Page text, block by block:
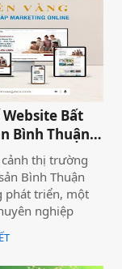
nghiệp
giúp bạn tiếp cận
hàng hơn mà
uy tín thương
thế cạnh tranh
Bất
Bình Thuận
thị trường
Bình Thuận
phát triển, một
nghiệp
giúp doanh
cao thương